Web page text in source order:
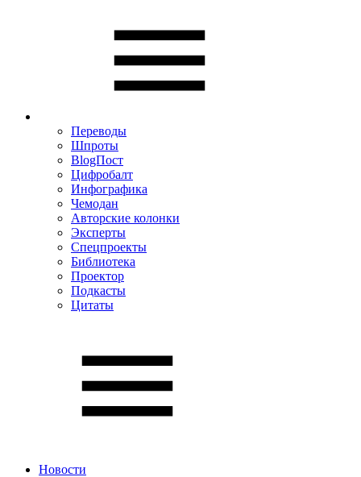
Переводы
Шпроты
BlogПост
Цифробалт
Инфографика
Чемодан
Авторские колонки
Эксперты
Спецпроекты
Библиотека
Проектор
Подкасты
Цитаты
Новости